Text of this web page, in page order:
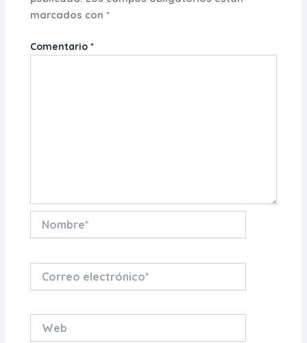
marcados con*
Comentario*
electrónico*